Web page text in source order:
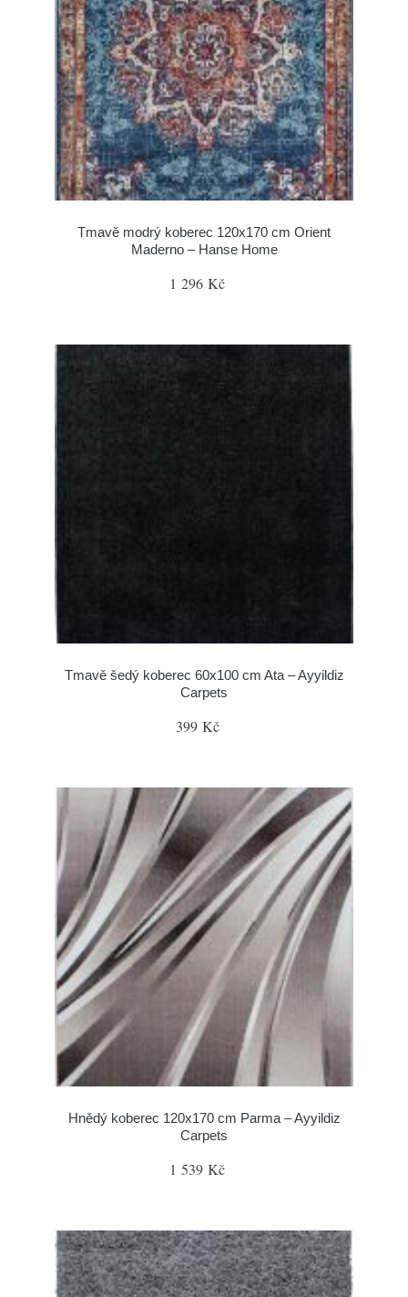
Tmavě modrý koberec 120x170 cm Orient
Maderno – Hanse Home
1 296 Kč
Tmavě šedý koberec 60x100 cm Ata – Ayyildiz
Carpets
399 Kč
Hnědý koberec 120x170 cm Parma – Ayyildiz
Carpets
1 539 Kč